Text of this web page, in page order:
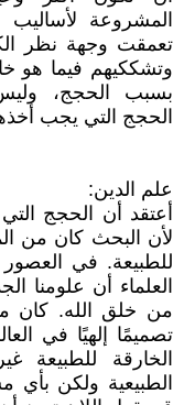
المشروعة لأساليب
تعمقت وجهة نظر
وتشككيهم فيما هو
بسبب الحجج،
الحجج التي يجب
علم الدين:
أعتقد أن الحجج
لأن البحث كان من
للطبيعة. في العصور
العلماء أن علومنا
من خلق الله. كان
تصميمًا إلهيًا في
الخارقة
الطبيعية ولكن